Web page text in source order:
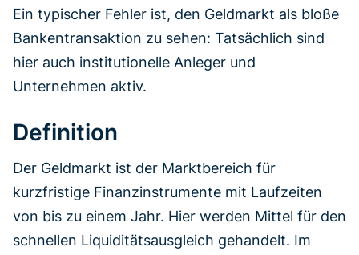
Ein typischer Fehler ist, den Geldmarkt als bloße
Bankentransaktion zu sehen: Tatsächlich sind
hier auch institutionelle Anleger und
Unternehmen aktiv.
Definition
Der Geldmarkt ist der Marktbereich für
kurzfristige Finanzinstrumente mit Laufzeiten
von bis zu einem Jahr. Hier werden Mittel für den
schnellen Liquiditätsausgleich gehandelt. Im